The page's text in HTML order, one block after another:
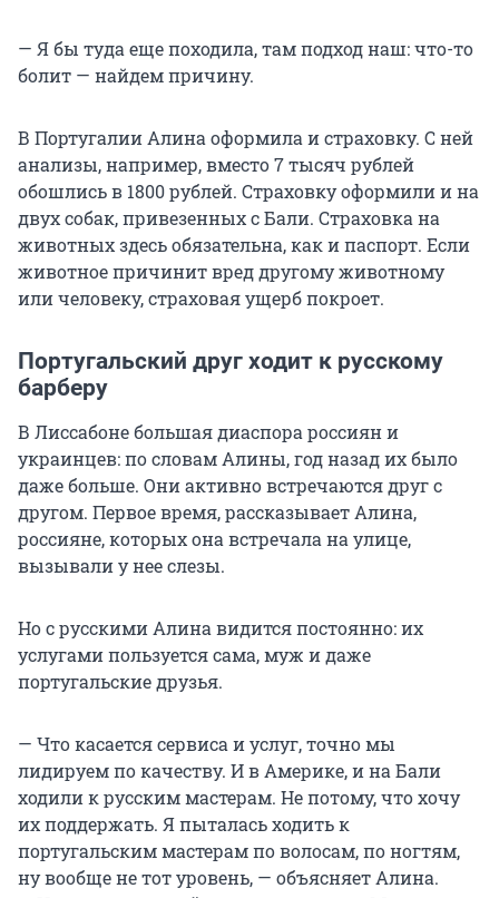
— Я бы туда еще походила, там подход наш: что-то
болит — найдем причину.
В Португалии Алина оформила и страховку. С ней
анализы, например, вместо7 тысяч рублей
обошлись в 1800 рублей. Страховку оформили и на
двух собак, привезенных с Бали. Страховка на
животных здесь обязательна, как и паспорт. Если
животное причинит вред другому животному
или человеку, страховая ущерб покроет.
Португальский друг ходит к русскому
барберу
В Лиссабоне большая диаспора россиян и
украинцев: по словам Алины, год назад их было
даже больше. Они активно встречаются друг с
другом. Первое время, рассказывает Алина,
россияне, которых она встречала на улице,
вызывали у нее слезы.
Но с русскими Алина видится постоянно: их
услугами пользуется сама, муж и даже
португальские друзья.
— Что касается сервиса и услуг, точно мы
лидируем по качеству. И в Америке, и на Бали
ходили к русским мастерам. Не потому, что хочу
их поддержать. Я пыталась ходить к
португальским мастерам по волосам, по ногтям,
ну вообще не тот уровень, — объясняет Алина.